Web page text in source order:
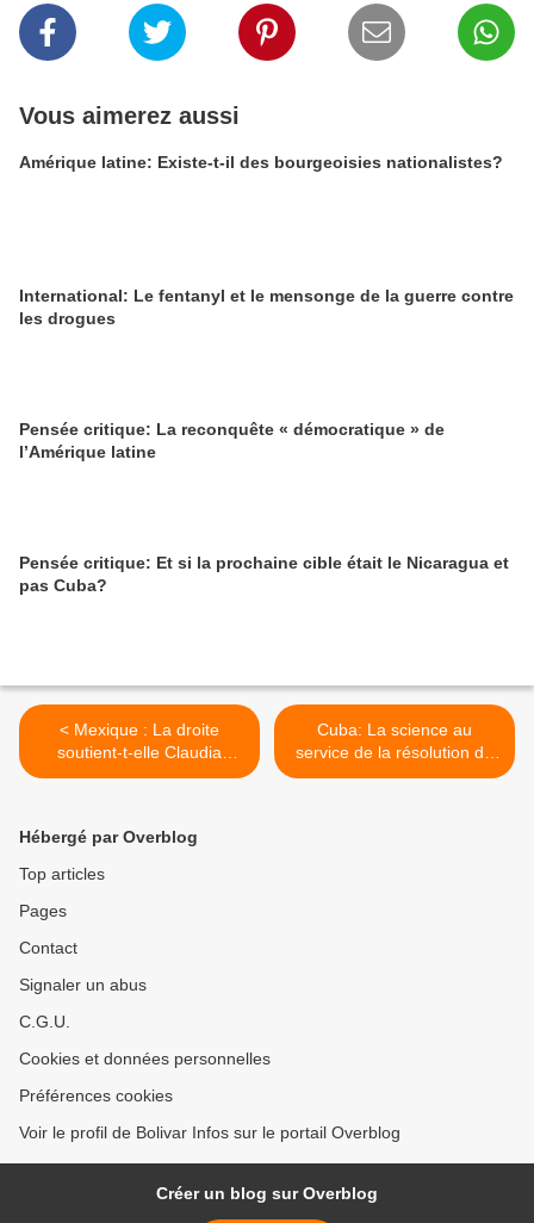
Vous aimerez aussi
Amérique latine: Existe-t-il des bourgeoisies nationalistes?
International: Le fentanyl et le mensonge de la guerre contre
les drogues
Pensée critique: La reconquête « démocratique » de
l’Amérique latine
Pensée critique: Et si la prochaine cible était le Nicaragua et
pas Cuba?
< Mexique : La droite
soutient-t-elle Claudia
Sheinbaum ?
Cuba: La science au
service de la résolution de
divers problèmes >
Hébergé par Overblog
Top articles
Pages
Contact
Signaler un abus
C.G.U.
Cookies et données personnelles
Préférences cookies
Voir le profil de Bolivar Infos sur le portail Overblog
Créer un blog sur Overblog